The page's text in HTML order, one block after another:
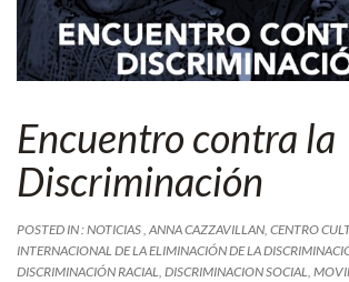
Encuentro contra la
Discriminación
POSTED IN :NOTICIAS ANNA CAZZAVILLAN CENTRO
INTERNACIONAL DE LA ELIMINACIÓN DE LA
DISCRIMINACIÓN RACIAL DISCRIMINACION SOCIAL